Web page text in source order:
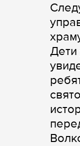
Дети